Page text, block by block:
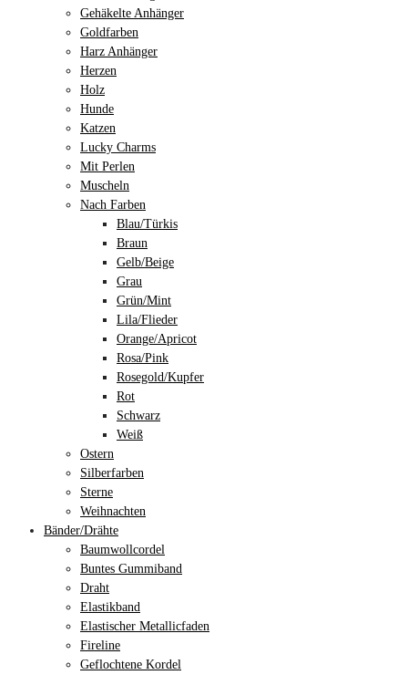
Gehäkelte Anhänger
Goldfarben
Harz Anhänger
Herzen
Holz
Hunde
Katzen
Lucky Charms
Mit Perlen
Muscheln
Nach Farben
Blau/Türkis
Braun
Gelb/Beige
Grau
Grün/Mint
Lila/Flieder
Orange/Apricot
Rosa/Pink
Rosegold/Kupfer
Rot
Schwarz
Weiß
Ostern
Silberfarben
Sterne
Weihnachten
Bänder/Drähte
Baumwollcordel
Buntes Gummiband
Draht
Elastikband
Elastischer Metallicfaden
Fireline
Geflochtene Kordel